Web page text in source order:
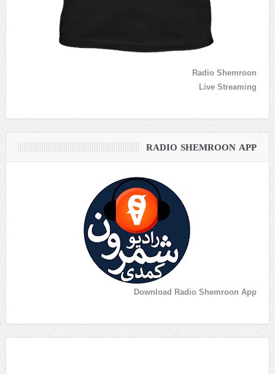
Radio Shemroon
Live Streaming
RADIO SHEMROON APP
Download Radio Shemroon App